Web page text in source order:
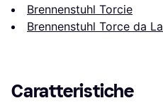
Brennenstuhl Torcie
Brennenstuhl Torce da
Caratteristiche